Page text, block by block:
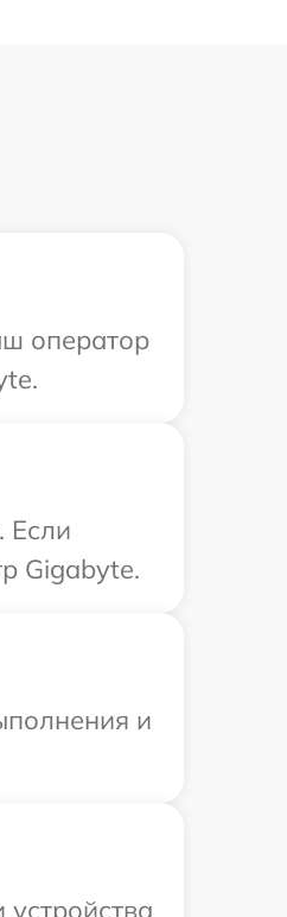
оператор
Если
Gigabyte.
и